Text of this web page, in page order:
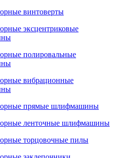
винтоверты
эксцентриковые
полировальные
вибрационные
прямые шлифмашины
ленточные шлифмашины
торцовочные пилы